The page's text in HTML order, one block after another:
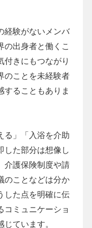
経験がないメンバ
の出身者と働くこ
付きにもつながり
のことを未経験者
することもありま
る」「入浴を介助
した部分は想像し
介護保険制度や請
のことなどは分か
した点を明確に伝
コミュニケーショ
ています。